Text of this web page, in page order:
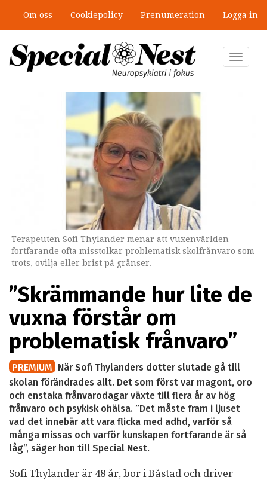
huvudinnehåll
Om oss Cookiepolicy Prenumeration Logga in
Toggle
Terapeuten Sofi Thylander menar att vuxenvärlden
fortfarande ofta misstolkar problematisk skolfrånvaro som
trots, ovilja eller brist på gränser.
”Skrämmande hur lite de
vuxna förstår om
problematisk frånvaro”
PREMIUM När Sofi Thylanders dotter slutade gå till
skolan förändrades allt. Det som först var magont, oro
och enstaka frånvarodagar växte till flera år av hög
frånvaro och psykisk ohälsa. ”Det måste fram i ljuset
vad det innebär att vara flicka med adhd, varför så
många missas och varför kunskapen fortfarande är så
låg”, säger hon till Special Nest.
Sofi Thylander är 48 år, bor i Båstad och driver
”Jobbet gick bra – just därför togs
stödet bort”